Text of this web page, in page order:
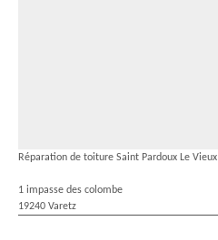
Réparation de toiture Saint Pardoux Le Vieux
1 impasse des colombe
19240 Varetz